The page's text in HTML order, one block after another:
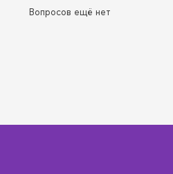
Вопросов ещё нет